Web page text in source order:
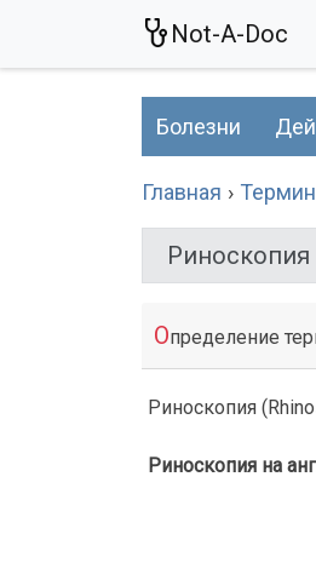
Not-A-Doc
Болезни
Главная
Риноскопия
Определение
Риноскопия
Риноскопия на